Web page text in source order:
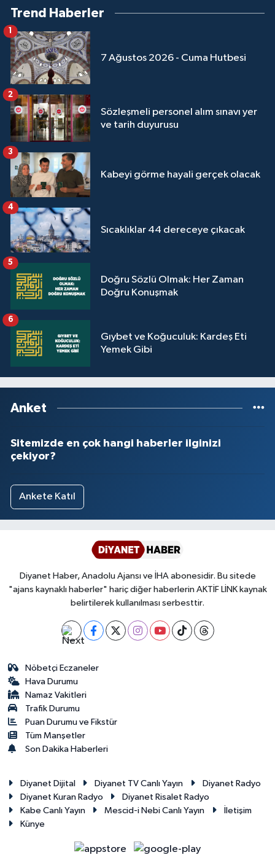
Trend Haberler
7 Ağustos 2026 - Cuma Hutbesi
1
Sözleşmeli personel alım sınavı yer
ve tarih duyurusu
2
Kabeyi görme hayali gerçek olacak
3
Sıcaklıklar 44 dereceye çıkacak
4
Doğru Sözlü Olmak: Her Zaman
Doğru Konuşmak
5
Gıybet ve Koğuculuk: Kardeş Eti
Yemek Gibi
6
Anket
Sitemizde en çok hangi haberler ilginizi
çekiyor?
Ankete Katıl
Diyanet Haber, Anadolu Ajansı ve İHA abonesidir. Bu sitede
"ajans kaynaklı haberler" hariç diğer haberlerin AKTİF LİNK kaynak
belirtilerek kullanılması serbesttir.
Nöbetçi Eczaneler
Hava Durumu
Namaz Vakitleri
Trafik Durumu
Puan Durumu ve Fikstür
Tüm Manşetler
Son Dakika Haberleri
Diyanet Dijital Diyanet TV Canlı Yayın
Diyanet Radyo
Diyanet Kuran Radyo
Diyanet Risalet Radyo
Kabe Canlı Yayın
Mescid-i Nebi Canlı Yayın
İletişim
Künye